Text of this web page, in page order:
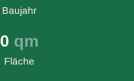
Baujahr
Fläche
0 qm